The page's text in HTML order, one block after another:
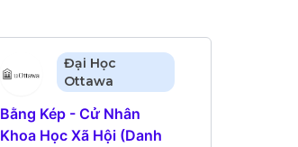
Đại Học
Ottawa
Bằng Kép - Cử Nhân
Khoa Học Xã Hội (Danh